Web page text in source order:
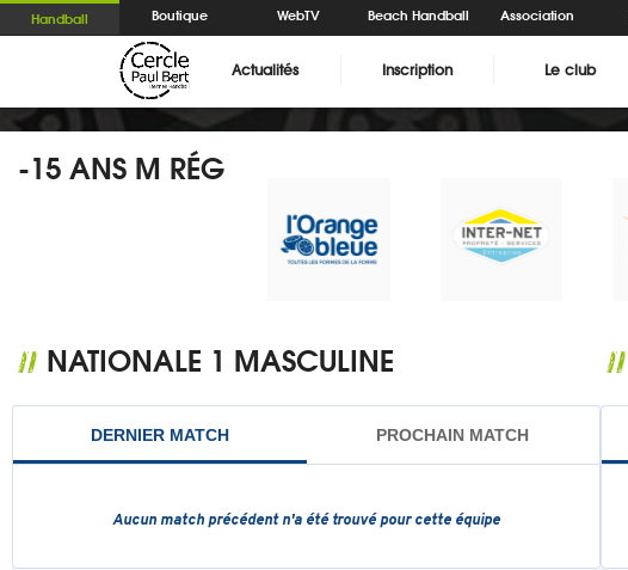
Handball Boutique WebTV Beach Handball Association
Actualités Inscription Le club
-15 ANS M RÉG
// NATIONALE 1 MASCULINE //